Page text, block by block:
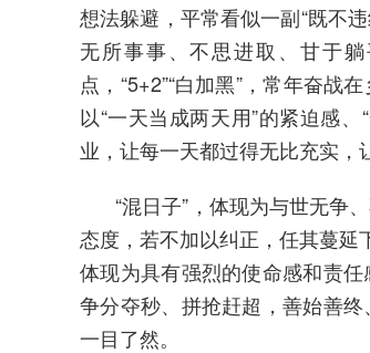
想法躲避，平常看似一副“既不
无所事事、不思进取、甘于
点，“5+2”“白加黑”，常年奋战
以“一天当成两天用”的紧迫感
业，让每一天都过得无比充实，
“混日子”，体现为与世无争
态度，若不加以纠正，任其蔓延
体现为具有强烈的使命感和责
争分夺秒、拼抢赶超，善始善
一目了然。